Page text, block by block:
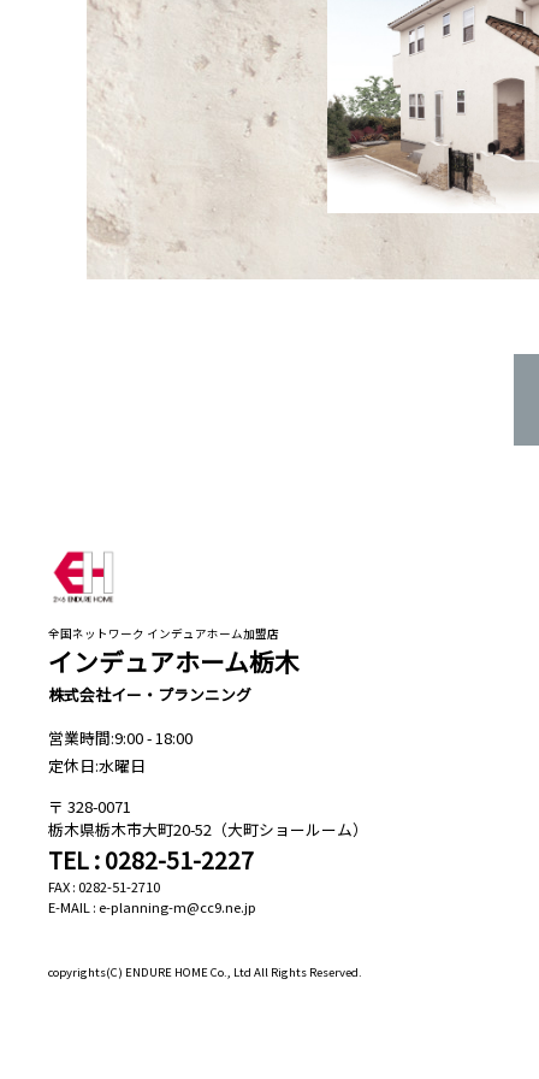
全国ネットワーク インデュアホーム加盟店
インデュアホーム栃木
株式会社イー・プランニング
営業時間:9:00 - 18:00
定休日:水曜日
328-0071
栃木県栃木市大町20-52（大町ショールーム）
TEL : 0282-51-2227
FAX : 0282-51-2710
E-MAIL : e-planning-m@cc9.ne.jp
copyrights(C) ENDURE HOME Co., Ltd All Rights Reserved.